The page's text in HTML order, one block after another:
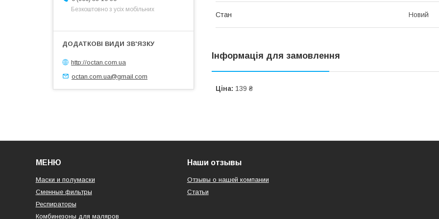
Стан Новий
Інформація для замовлення
Ціна: 139 ₴
Безкоштовно з усіх мобільних
http://octan.com.ua
octan.com.ua@gmail.com
МЕНЮ
Маски и полумаски
Сменные фильтры
Респираторы
Комбинезоны для маляров
Наши отзывы
Отзывы о нашей компании
Статьи